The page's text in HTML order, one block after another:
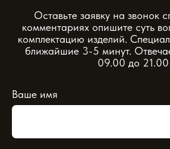
Оставьте заявку на звонок
комментариях опишите суть
комплектацию изделий.
ближайшие 3-5 минут.
09.00 до 21.00
Ваше имя